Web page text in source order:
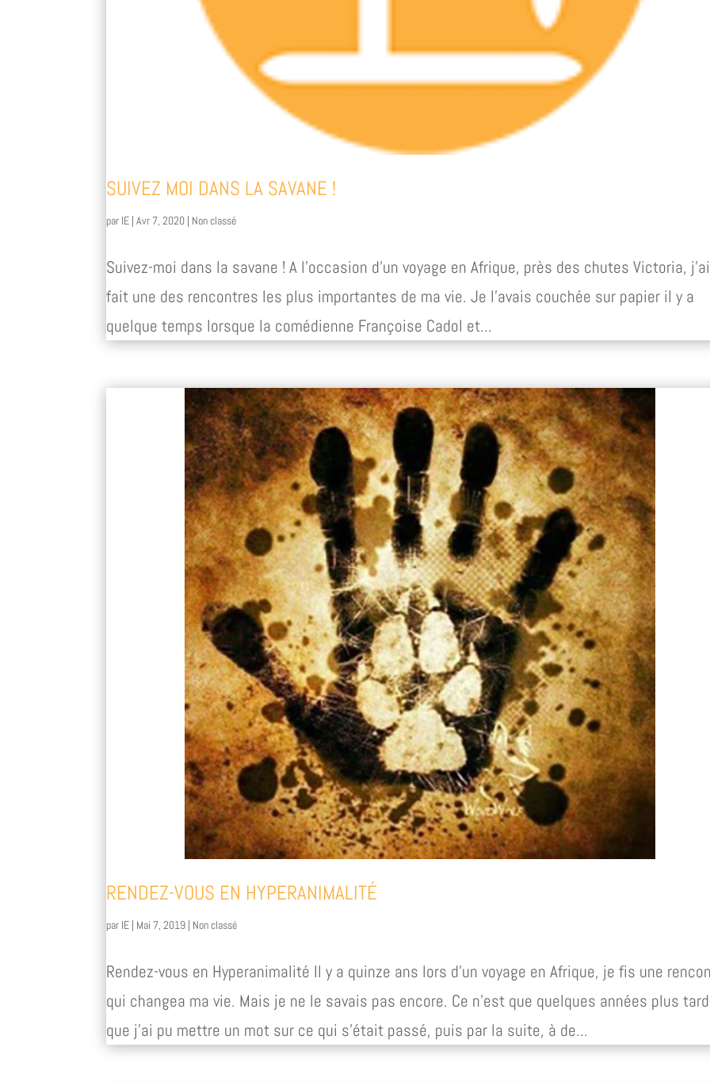
SUIVEZ MOI DANS LA SAVANE !
par IE |Avr 7, 2020 Non classé
Suivez-moi dans la savane ! A l’occasion d’un voyage en Afrique, près des chutes Victoria, j’ai
fait une des rencontres les plus importantes de ma vie. Je l’avais couchée sur papier il y a
quelque temps lorsque la comédienne Françoise Cadol et...
RENDEZ-VOUS EN HYPERANIMALITÉ
par IE | Mai 7, 2019 | Non classé
Rendez-vous en Hyperanimalité Il y a quinze ans lors d’un voyage en Afrique, je fis une
qui changea ma vie. Mais je ne le savais pas encore. Ce n’est que quelques années plus tard
que j’ai pu mettre un mot sur ce qui s’était passé, puis par la suite, à de...